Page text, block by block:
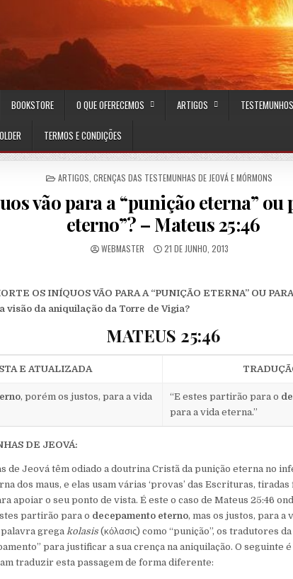
BOOKSTORE O QUE OFERECEMOS ARTIGOS TESTEMUNHOS
TERMOS E CONDIÇÕES
POSTED IN
ARTIGOS ,CRENÇAS DAS TESTEMUNHAS DE JEOVÁ E MÓRMONS
vão para a “punição eterna” ou
eterno”? – Mateus 25:46
AUTHOR:
WEBMASTER PUBLISHED DATE:
21 DE JUNHO, 2013
OS INÍQUOS VÃO PARA A “PUNIÇÃO ETERNA” OU
visão da aniquilação da Torre de Vigia?
MATEUS 25:46
E ATUALIZADA
, porém os justos, para a vida
“E estes partirão para o
para a vida eterna.”
DE JEOVÁ:
de Jeová têm odiado a doutrina Cristã da punição eterna no
dos maus, e elas usam várias ‘provas’ das Escrituras,
apoiar o seu ponto de vista. É este o caso de Mateus 25:46
partirão para o decepamento eterno, mas os justos, para a
grega kolasis(κόλασις) como “punição”, os tradutores
para justificar a sua crença na aniquilação. O seguinte
traduzir esta passagem de forma diferente: